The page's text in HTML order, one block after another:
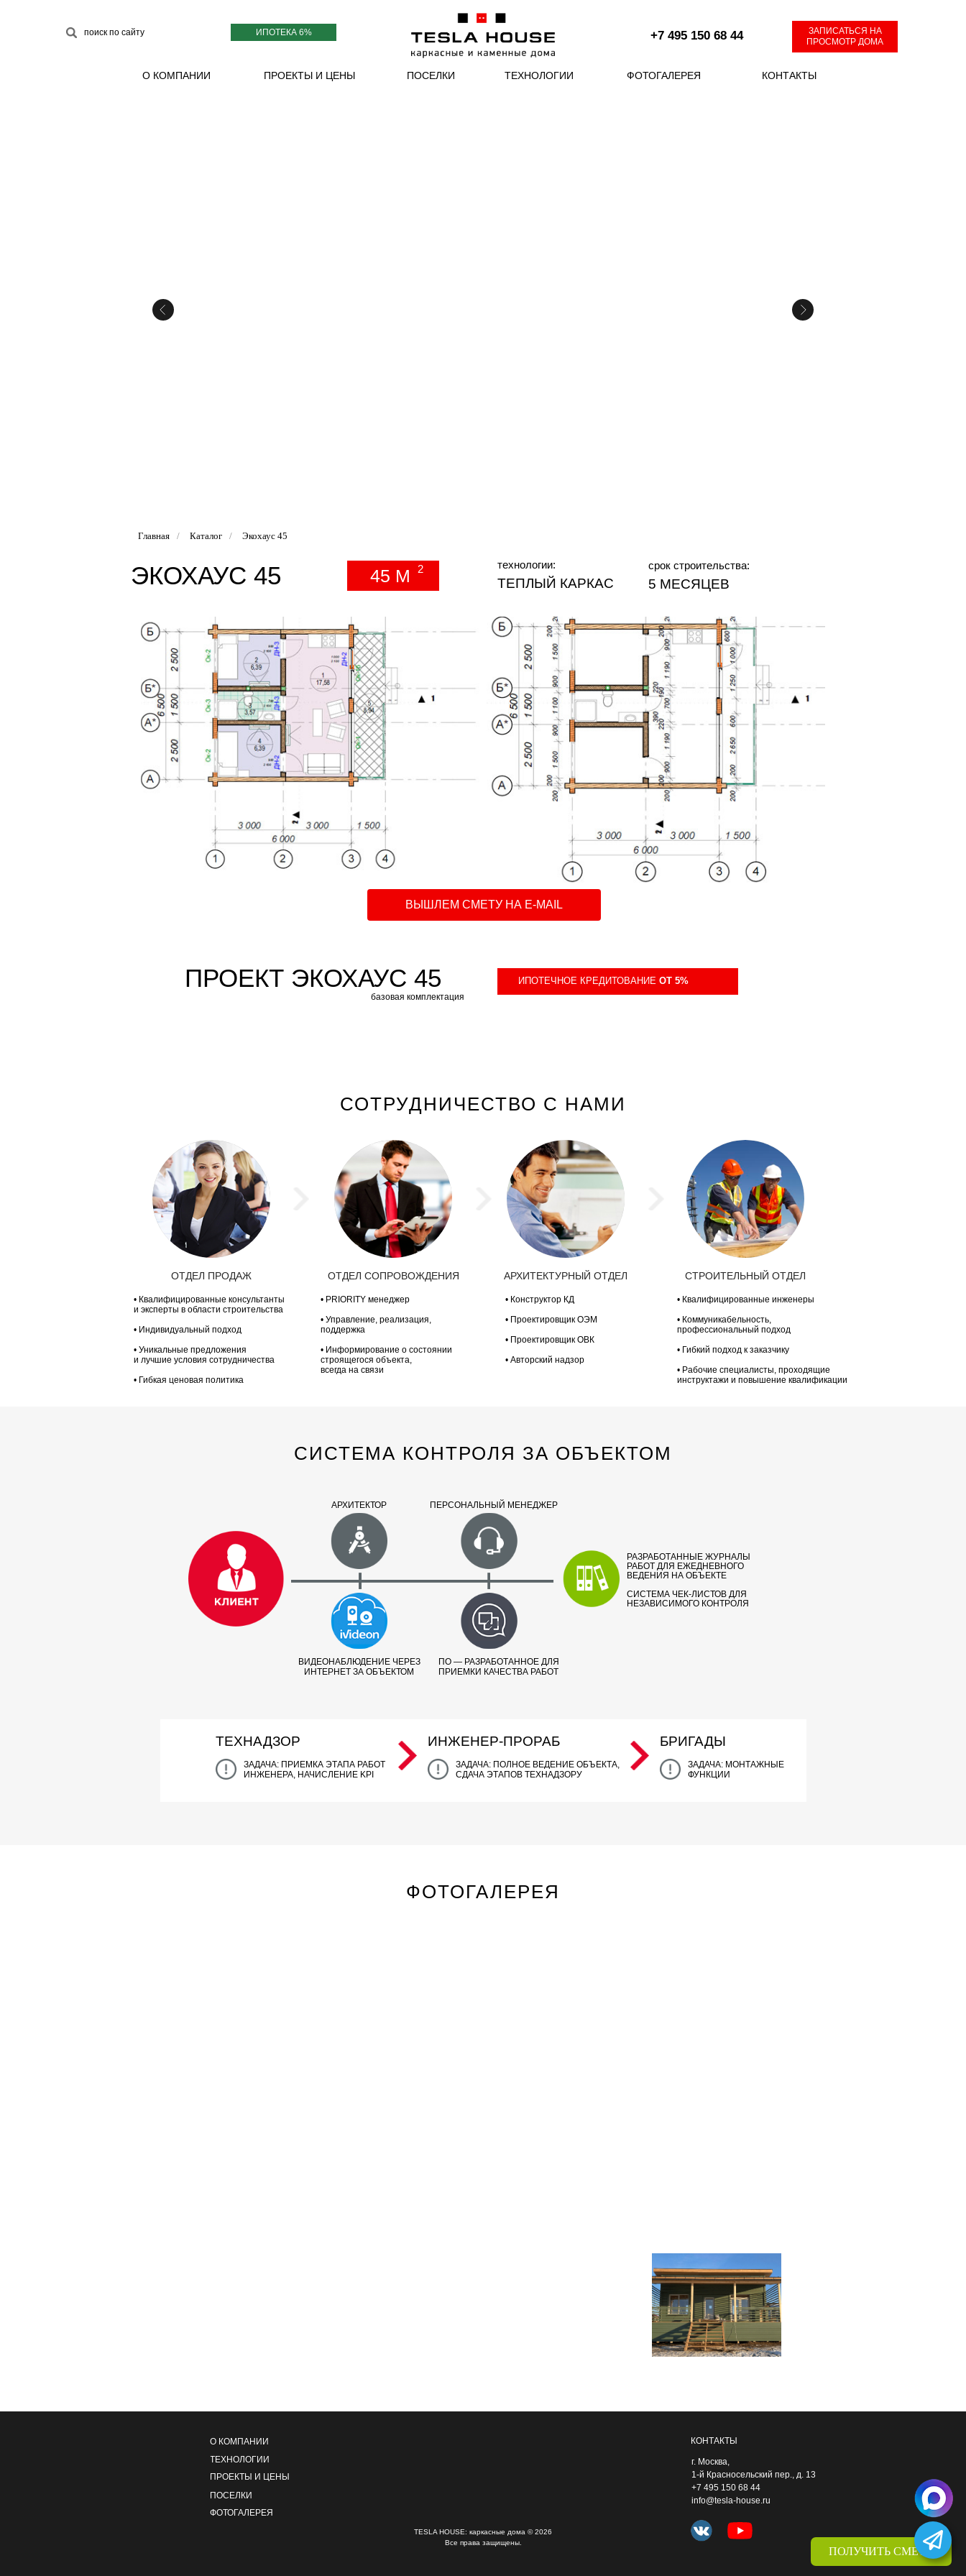
+7 495 150 68 44
ПРОЕКТЫ И ЦЕНЫ ТЕХНОЛОГИИ
О КОМПАНИИ КОНТАКТЫ
поиск по сайту
ФОТОГАЛЕРЕЯ
ЗАПИСАТЬСЯ НА
ПРОСМОТР ДОМА
ИПОТЕКА 6%
ПОСЕЛКИ
ПОЛУЧИТЬ СМЕТУ
Главная / Каталог / Экохаус 45
45 М 2 технологии:
ТЕПЛЫЙ КАРКАС
срок строительства:
5 МЕСЯЦЕВ
ЭКОХАУС 45
ВЫШЛЕМ СМЕТУ НА E-MAIL
ИПОТЕЧНОЕ КРЕДИТОВАНИЕ ОТ 5%
ПРОЕКТ ЭКОХАУС 45
базовая комплектация
СОТРУДНИЧЕСТВО С НАМИ
ОТДЕЛ ПРОДАЖ
• Квалифицированные консультанты
и эксперты в области строительства
• Индивидуальный подход
• Уникальные предложения
и лучшие условия сотрудничества
• Гибкая ценовая политика
ОТДЕЛ СОПРОВОЖДЕНИЯ
• PRIORITY менеджер
• Управление, реализация,
поддержка
• Информирование о состоянии
строящегося объекта,
всегда на связи
АРХИТЕКТУРНЫЙ ОТДЕЛ
• Конструктор КД
• Проектировщик ОЭМ
• Проектировщик ОВК
• Авторский надзор
СТРОИТЕЛЬНЫЙ ОТДЕЛ
• Квалифицированные инженеры
• Коммуникабельность,
профессиональный подход
• Гибкий подход к заказчику
• Рабочие специалисты, проходящие
инструктажи и повышение квалификации
СИСТЕМА КОНТРОЛЯ ЗА ОБЪЕКТОМ
АРХИТЕКТОР ПЕРСОНАЛЬНЫЙ МЕНЕДЖЕР
РАЗРАБОТАННЫЕ ЖУРНАЛЫ
РАБОТ ДЛЯ ЕЖЕДНЕВНОГО
ВЕДЕНИЯ НА ОБЪЕКТЕ
СИСТЕМА ЧЕК-ЛИСТОВ ДЛЯ
НЕЗАВИСИМОГО КОНТРОЛЯ
ВИДЕОНАБЛЮДЕНИЕ ЧЕРЕЗ
ИНТЕРНЕТ ЗА ОБЪЕКТОМ
ПО — РАЗРАБОТАННОЕ ДЛЯ
ПРИЕМКИ КАЧЕСТВА РАБОТ
ЗАДАЧА: ПРИЕМКА ЭТАПА РАБОТ
ИНЖЕНЕРА, НАЧИСЛЕНИЕ KPI
ЗАДАЧА: ПОЛНОЕ ВЕДЕНИЕ ОБЪЕКТА,
СДАЧА ЭТАПОВ ТЕХНАДЗОРУ
ЗАДАЧА: МОНТАЖНЫЕ
ФУНКЦИИ
ТЕХНАДЗОР ИНЖЕНЕР-ПРОРАБ БРИГАДЫ
ФОТОГАЛЕРЕЯ
ПРОЕКТЫ И ЦЕНЫ
ТЕХНОЛОГИИ
О КОМПАНИИ КОНТАКТЫ
г. Москва,
1-й Красносельский пер., д. 13
+7 495 150 68 44
info@tesla-house.ru
TESLA HOUSE: каркасные дома © 2026
Все права защищены.
ФОТОГАЛЕРЕЯ
ПОСЕЛКИ